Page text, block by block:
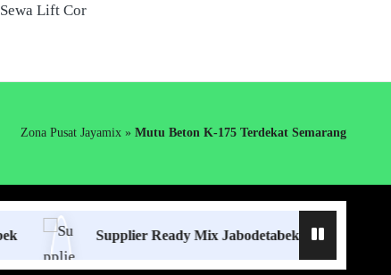
Sewa Lift Cor
Zona Pusat Jayamix » Mutu Beton K-175 Terdekat Semarang
Supplier Ready Mix Jabodetabek